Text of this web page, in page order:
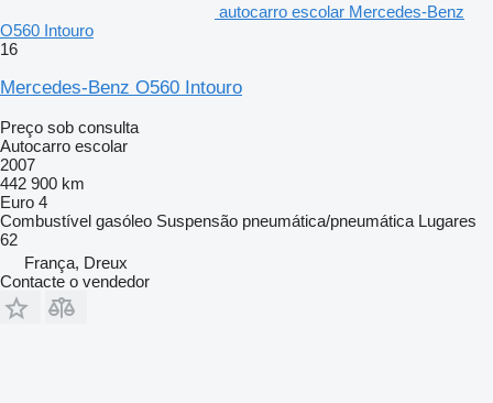
autocarro escolar Mercedes-Benz
O560 Intouro
16
Mercedes-Benz O560 Intouro
Preço sob consulta
Autocarro escolar
2007
442 900 km
Euro 4
Combustível gasóleo Suspensão pneumática/pneumática Lugares
62
França, Dreux
Contacte o vendedor